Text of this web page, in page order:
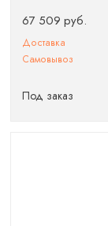
67 509 руб.
Доставка
Самовывоз
Под заказ